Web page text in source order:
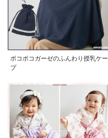
ポコポコガーゼのふんわり授乳ケー
プ